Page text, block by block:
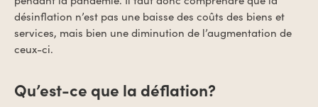
désinflation n’est pas une baisse des coûts des biens et
services, mais bien une diminution de l’augmentation de
ceux-ci.
Qu’est-ce que la déflation?